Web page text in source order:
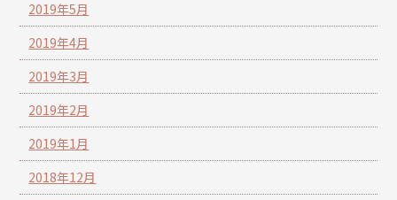
2019年5月
2019年4月
2019年3月
2019年2月
2019年1月
2018年12月